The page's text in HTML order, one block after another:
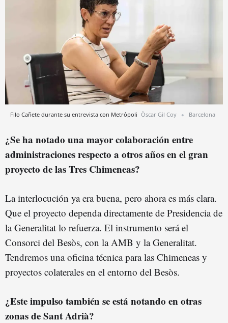
Filo Cañete durante su entrevista con Metrópoli Òscar Gil Coy Barcelona
¿Se ha notado una mayor colaboración entre
administraciones respecto a otros años en el gran
proyecto de las Tres Chimeneas?
La interlocución ya era buena, pero ahora es más clara.
Que el proyecto dependa directamente de Presidencia de
la Generalitat lo refuerza. El instrumento será el
Consorci del Besòs, con la AMB y la Generalitat.
Tendremos una oficina técnica para las Chimeneas y
proyectos colaterales en el entorno del Besòs.
¿Este impulso también se está notando en otras
zonas de Sant Adrià?